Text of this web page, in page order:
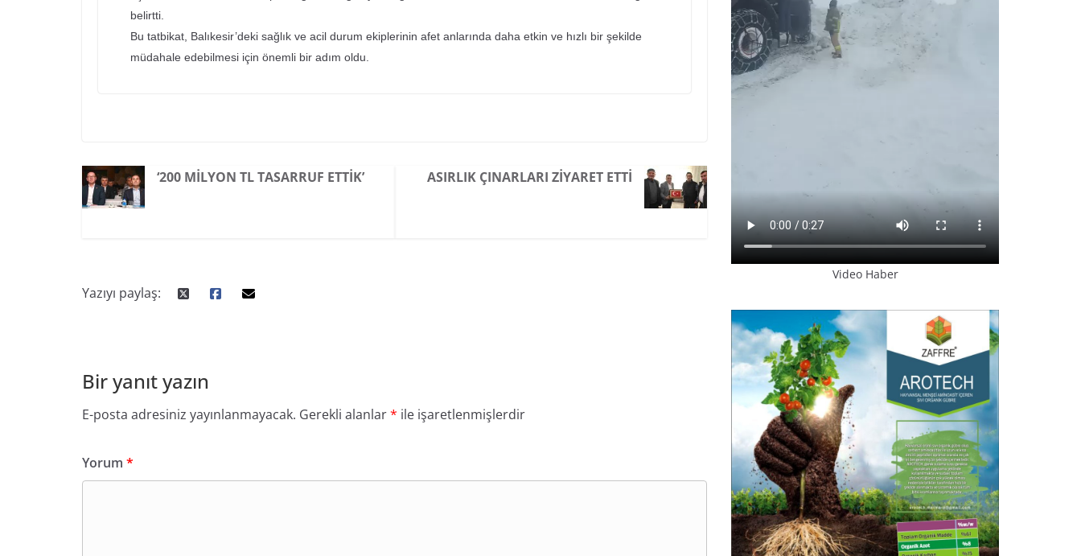
belirtti.
Bu tatbikat, Balıkesir’deki sağlık ve acil durum ekiplerinin afet anlarında daha etkin ve hızlı bir şekilde
müdahale edebilmesi için önemli bir adım oldu.
‘200 MILYON TL TASARRUF ETTIK’ ASIRLIK ÇINARLARI ZIYARET ETTI
Yazıyı paylaş:
Bir yanıt yazın
E-posta adresiniz yayınlanmayacak. Gerekli alanlar* ile işaretlenmişlerdir
Yorum *
Video Haber